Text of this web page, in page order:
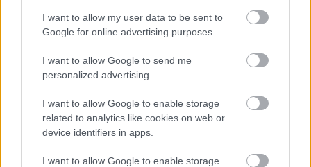
I want to allow my user data to be sent to
Google for online advertising purposes.
I want to allow Google to send me
personalized advertising.
I want to allow Google to enable storage
related to analytics like cookies on web or
device identifiers in apps.
I want to allow Google to enable storage
Új ügyvezető igazgatót nevezett ki a Hankook Tire az egyetlen
európai gyárának az élére. A kinevezésére azért került sor, mert
HÍRLEVÉL